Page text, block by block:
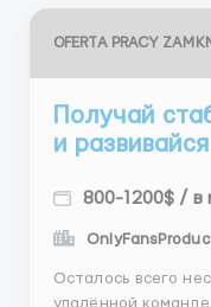
OFERTA PRACY
Получай
и
800-1200$ / в
Осталось всего
удалённой